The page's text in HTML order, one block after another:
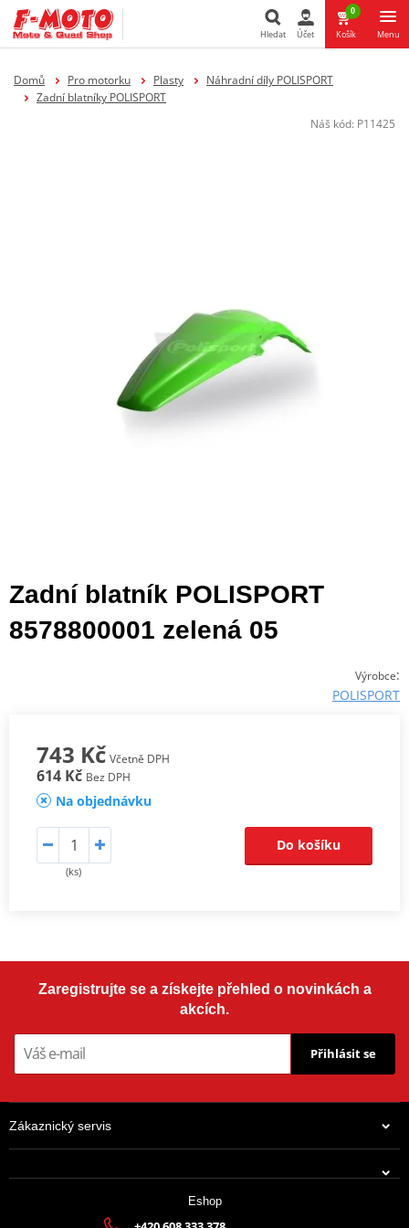
Hledat Účet
0
Košík Menu
Domů Pro motorku Plasty
Náhradní díly POLISPORT
Zadní blatníky POLISPORT
Náš kód: P11425
Zadní blatník POLISPORT
8578800001 zelená 05
Výrobce:
POLISPORT
743 Kč Včetně DPH
614 Kč Bez DPH
Na objednávku
(ks)
Do košíku
Zaregistrujte se a získejte přehled o novinkách a
akcích.
Přihlásit se
Zákaznický servis
Eshop